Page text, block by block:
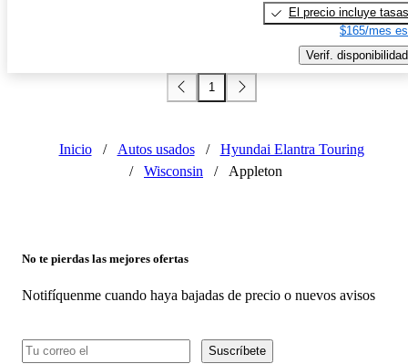
El precio incluye tasas
$165/mes
Verif. disponibilidad
1
Inicio / Autos usados /
Hyundai Elantra Touring
/
Wisconsin / Appleton
No te pierdas las mejores ofertas
Notifíquenme cuando haya bajadas de precio o nuevos avisos
Suscríbete